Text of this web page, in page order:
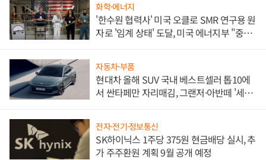
화학·에너지
'한수원 협력사' 미국 오클로 SMR 연구용 원
자로 '임계 상태' 도달, 미국 에너지부 "중요
자동차·부품
현대차 올해 SUV 국내 베스트셀러 톱10에
서 싼타페만 자리매김, 그랜저·아반떼 '세단
전자·전기·정보통신
SK하이닉스 1주당 375원 현금배당 실시, 추
가 주주환원 계획 9월 공개 예정